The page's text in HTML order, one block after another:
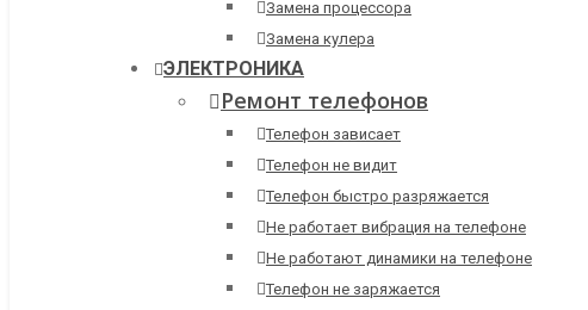
Замена процессора
Замена кулера
ЭЛЕКТРОНИКА
Ремонт телефонов
Телефон зависает
Телефон не видит
Телефон быстро разряжается
Не работает вибрация на телефоне
Не работают динамики на телефоне
Телефон не заряжается